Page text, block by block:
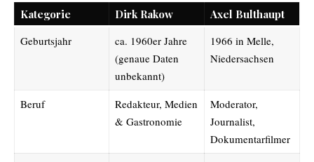
Kategorie Dirk Rakow
Axel Bulthaupt
Geburtsjahr
ca. 1960er Jahre
(genaue Daten
unbekannt)
1966 in Melle,
Niedersachsen
Beruf
Redakteur, Medien
& Gastronomie
Moderator,
Journalist,
Dokumentarfilmer